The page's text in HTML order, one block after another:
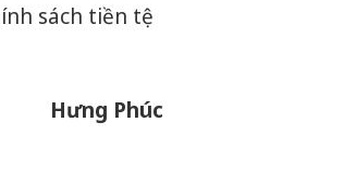
sách tiền tệ
Hưng Phúc